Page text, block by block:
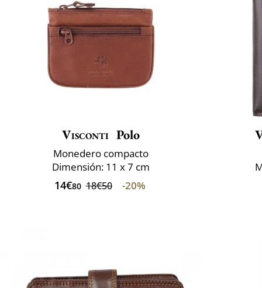
Visconti Polo
Monedero compacto
Dimensión: 11 x 7 cm
14€80 18€50 -20%